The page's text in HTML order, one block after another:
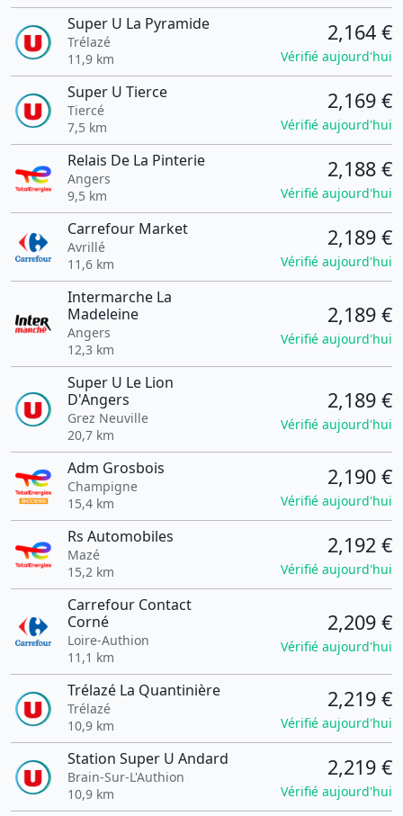
Super U La Pyramide
Trélazé
11,9 km
2,164 €
Vérifié aujourd'hui
Super U Tierce
Tiercé
7,5 km
2,169 €
Vérifié aujourd'hui
Relais De La Pinterie
Angers
9,5 km
2,188 €
Vérifié aujourd'hui
Carrefour Market
Avrillé
11,6 km
2,189 €
Vérifié aujourd'hui
Intermarche La
Madeleine
Angers
12,3 km
2,189 €
Vérifié aujourd'hui
Super U Le Lion
D'Angers
Grez Neuville
20,7 km
2,189 €
Vérifié aujourd'hui
Adm Grosbois
Champigne
15,4 km
2,190 €
Vérifié aujourd'hui
Rs Automobiles
Mazé
15,2 km
2,192 €
Vérifié aujourd'hui
Carrefour Contact
Corné
Loire-Authion
11,1 km
2,209 €
Vérifié aujourd'hui
Trélazé La Quantinière
Trélazé
10,9 km
2,219 €
Vérifié aujourd'hui
Station Super U Andard
Brain-Sur-L'Authion
10,9 km
2,219 €
Vérifié aujourd'hui